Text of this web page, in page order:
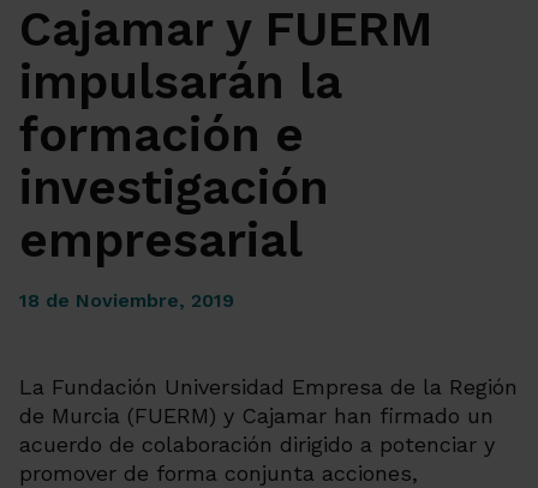
Cajamar y FUERM
impulsarán la
formación e
investigación
empresarial
18 de Noviembre, 2019
La Fundación Universidad Empresa de la Región
de Murcia (FUERM) y Cajamar han firmado un
acuerdo de colaboración dirigido a potenciar y
promover de forma conjunta acciones,